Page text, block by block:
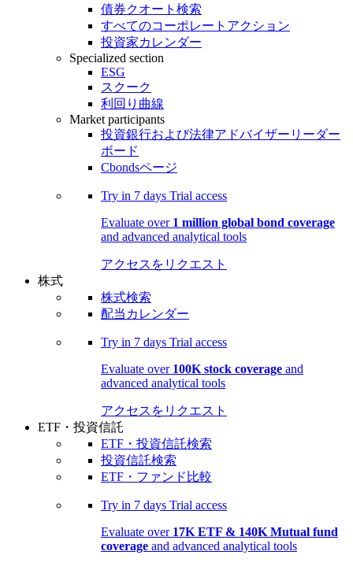
債券クオート検索
すべてのコーポレートアクション
投資家カレンダー
Specialized section
ESG
スクーク
利回り曲線
Market participants
投資銀行および法律アドバイザーリーダー
ボード
Cbondsページ
Try in 7 days Trial access
Evaluate over 1 million global bond coverage
and advanced analytical tools
アクセスをリクエスト
株式
株式検索
配当カレンダー
Try in 7 days Trial access
Evaluate over 100K stock coverage and
advanced analytical tools
アクセスをリクエスト
ETF・投資信託
ETF・投資信託検索
投資信託検索
ETF・ファンド比較
Try in 7 days Trial access
Evaluate over 17K ETF & 140K Mutual fund
coverage and advanced analytical tools